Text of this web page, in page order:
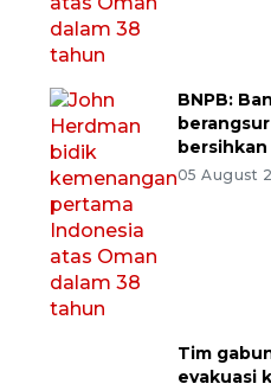
BNPB:
bersihkan
05 August
Tim
evakuasi